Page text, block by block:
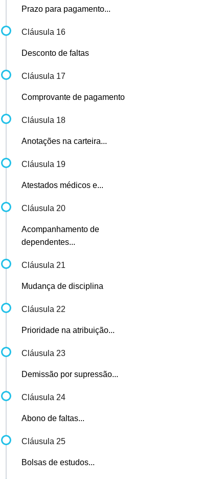
Prazo para pagamento...
Cláusula 16
Desconto de faltas
Cláusula 17
Comprovante de pagamento
Cláusula 18
Anotações na carteira...
Cláusula 19
Atestados médicos e...
Cláusula 20
Acompanhamento de
dependentes...
Cláusula 21
Mudança de disciplina
Cláusula 22
Prioridade na atribuição...
Cláusula 23
Demissão por supressão...
Cláusula 24
Abono de faltas...
Cláusula 25
Bolsas de estudos...